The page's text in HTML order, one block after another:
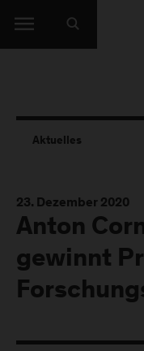
Aktuelles
23. Dezember 2020
Anton
gewinnt